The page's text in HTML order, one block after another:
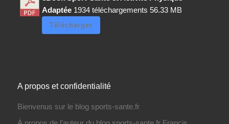
Adaptée 1934 téléchargements 56.33 MB
Télécharger
A propos et confidentialité
Bienvenus sur le blog sports-sante.fr